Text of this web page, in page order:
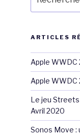
pour
:
ARTICLES
Apple WWDC
Apple WWDC
Le jeu
Avril 2020
Sonos Move :